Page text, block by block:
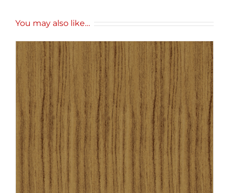
You may also like…